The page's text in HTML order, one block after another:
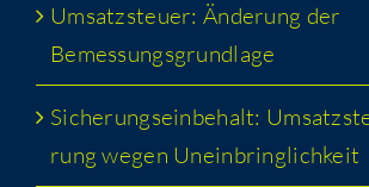
Umsatz­steu­er: Ände­rung der
Bemessungsgrundlage
Siche­rungs­ein­be­halt:
rung wegen Uneinbringlichkeit